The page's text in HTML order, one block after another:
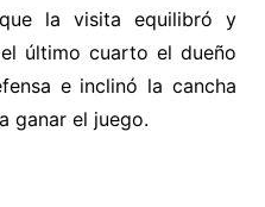
la visita equilibró y
último cuarto el dueño
e inclinó la cancha
ganar el juego.